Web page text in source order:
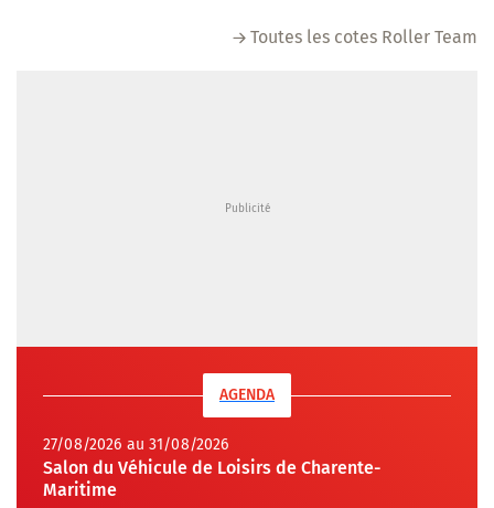
Toutes les cotes Roller Team
AGENDA
27/08/2026 au 31/08/2026
Salon du Véhicule de Loisirs de Charente-
Maritime